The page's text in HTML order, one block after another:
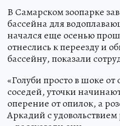
В Самарском зоопарке
бассейна для
начался еще осенью
отнеслись к переезду и
бассейну, показали
«Голуби просто в шоке
соседей, уточки
оперение от опилок, а
Аркадий с